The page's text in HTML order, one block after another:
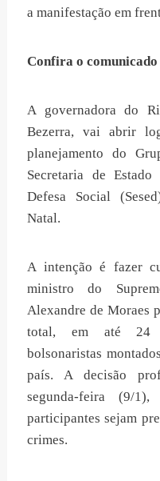
a manifestação em
Confira o
A governadora do
Bezerra, vai abrir
planejamento do
Secretaria de
Defesa Social
Natal.
A intenção é fazer
ministro do
Alexandre de Moraes
total, em até 24
bolsonaristas
país. A decisão
segunda-feira (9/
participantes sejam
crimes.